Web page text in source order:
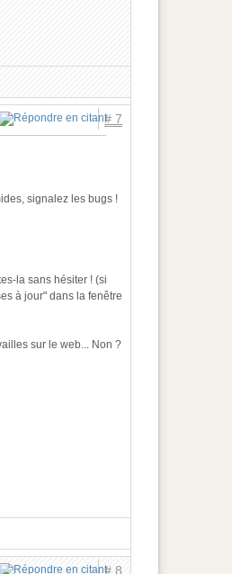
# 7
signalez les bugs !
la sans hésiter ! (si
à jour" dans la fenêtre
sur le web... Non ?
# 8